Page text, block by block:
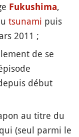
Fukushima,
tsunami puis
2011 ;
de se
début
au titre du
(seul parmi le